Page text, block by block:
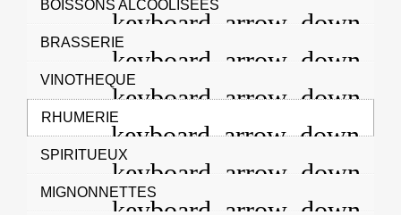
BOISSONS ALCOOLISEES
BRASSERIE
VINOTHEQUE
RHUMERIE
SPIRITUEUX
MIGNONNETTES